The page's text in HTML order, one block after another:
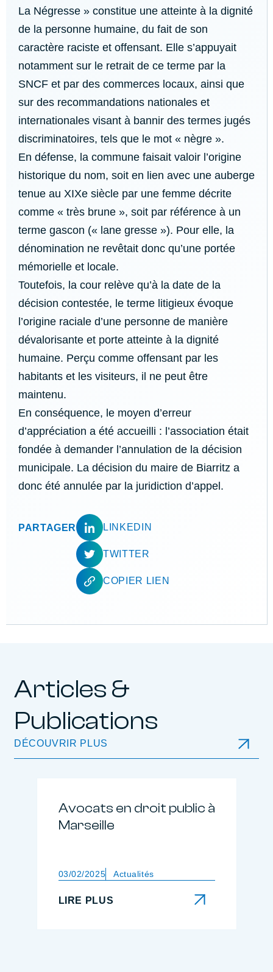
La Négresse » constitue une atteinte à la dignité
de la personne humaine, du fait de son
caractère raciste et offensant. Elle s’appuyait
notamment sur le retrait de ce terme par la
SNCF et par des commerces locaux, ainsi que
sur des recommandations nationales et
internationales visant à bannir des termes jugés
discriminatoires, tels que le mot « nègre ».
En défense, la commune faisait valoir l’origine
historique du nom, soit en lien avec une auberge
tenue au XIXe siècle par une femme décrite
comme « très brune », soit par référence à un
terme gascon (« lane gresse »). Pour elle, la
dénomination ne revêtait donc qu’une portée
mémorielle et locale.
Toutefois, la cour relève qu’à la date de la
décision contestée, le terme litigieux évoque
l’origine raciale d’une personne de manière
dévalorisante et porte atteinte à la dignité
humaine. Perçu comme offensant par les
habitants et les visiteurs, il ne peut être
maintenu.
En conséquence, le moyen d’erreur
d’appréciation a été accueilli : l’association était
fondée à demander l’annulation de la décision
municipale. La décision du maire de Biarritz a
donc été annulée par la juridiction d’appel.
PARTAGER LINKEDIN
TWITTER
COPIER LIEN
Articles &
Publications
DÉCOUVRIR PLUS
Avocats en droit public à
Marseille
03/02/2025 Actualités
LIRE PLUS